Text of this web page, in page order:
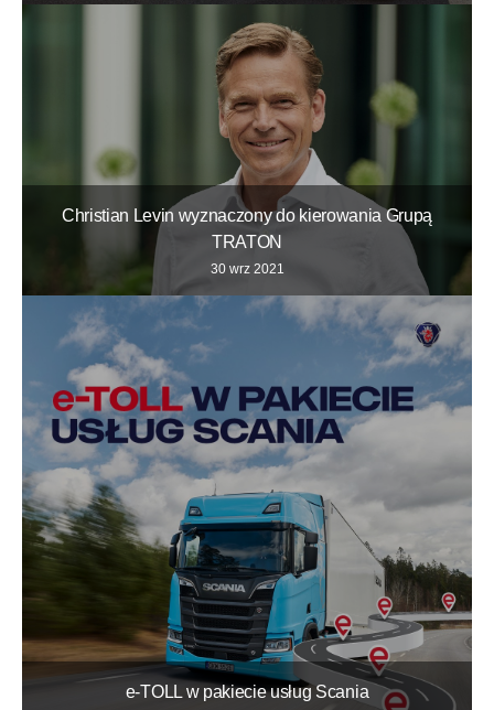
Christian Levin wyznaczony do kierowania Grupą
TRATON
30 wrz 2021
e-TOLL w pakiecie usług Scania